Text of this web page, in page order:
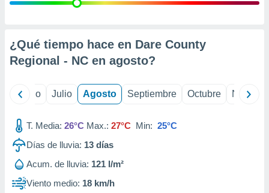
e
mediante
de
1199
¿Qué tiempo hace en Dare County
Regional - NC en agosto?
Junio Julio Agosto Septiembre Octubre
T. Media: 26°C Max.: 27°C Min: 25°C
Días de lluvia: 13 días
Acum. de lluvia: 121 l/m²
Viento medio: 18 km/h